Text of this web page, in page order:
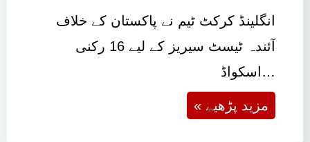
انگلینڈ کرکٹ ٹیم نے پاکستان کے خلاف
آئندہ ٹیسٹ سیریز کے لیے 16 رکنی
اسکواڈ…
« مزید پڑھیے